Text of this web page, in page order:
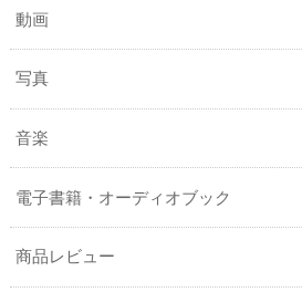
動画
写真
音楽
電子書籍・オーディオブック
商品レビュー